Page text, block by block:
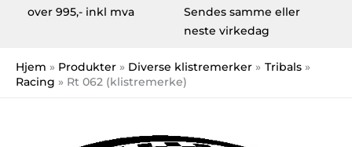
over 995,- inkl mva
Sendes samme eller
neste virkedag
Hjem Produkter Diverse klistremerker
Tribals
Racing
Rt 062 (klistremerke)